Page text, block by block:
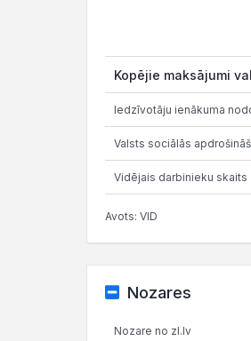
Kopējie maksājumi
Iedzīvotāju ienākuma
Valsts sociālās
Vidējais darbinieku skaits
Avots: VID
Nozares
Nozare no zl.lv